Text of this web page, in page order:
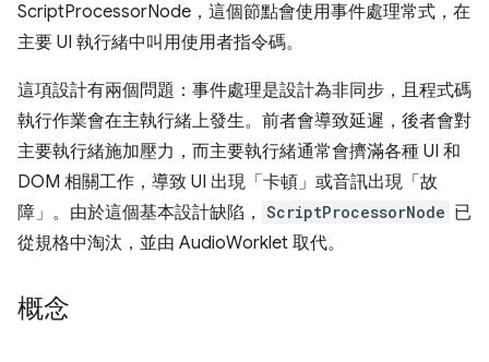
ScriptProcessorNode，這個節點會使用事件處理常式，在
主要 UI 執行緒中叫用使用者指令碼。
這項設計有兩個問題：事件處理是設計為非同步，且程式碼
執行作業會在主執行緒上發生。前者會導致延遲，後者會對
主要執行緒施加壓力，而主要執行緒通常會擠滿各種 UI 和
DOM 相關工作，導致 UI 出現「卡頓」或音訊出現「故
障」。由於這個基本設計缺陷， ScriptProcessorNode 已
從規格中淘汰，並由 AudioWorklet 取代。
概念